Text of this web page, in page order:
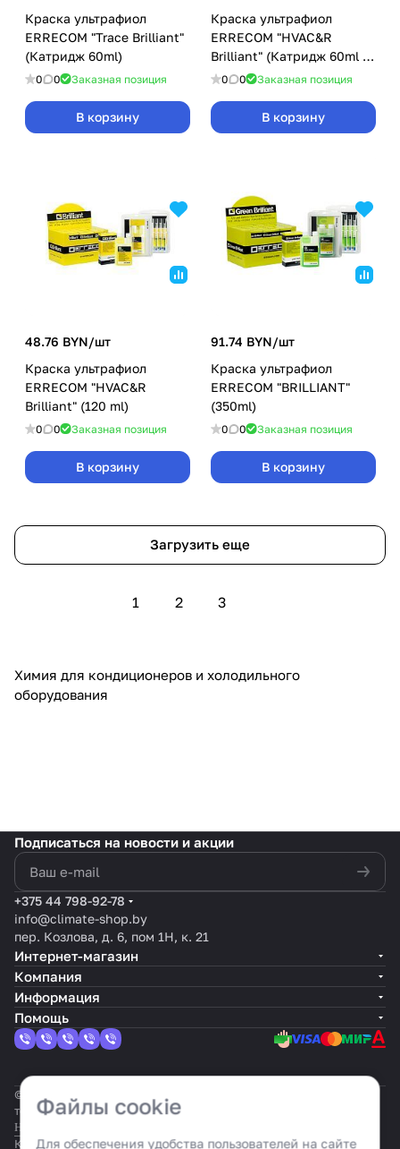
Краска ультрафиол
ERRECOM "Trace Brilliant"
(Катридж 60ml)
0 0 Заказная позиция
В корзину
Краска ультрафиол
ERRECOM "HVAC&R
Brilliant" (Катридж 60ml с
адапт SAE 1/4 и 5/16)
0 0 Заказная позиция
В корзину
48.76 BYN/шт
Краска ультрафиол
ERRECOM "HVAC&R
Brilliant" (120 ml)
0 0 Заказная позиция
В корзину
91.74 BYN/шт
Краска ультрафиол
ERRECOM "BRILLIANT"
(350ml)
0 0 Заказная позиция
В корзину
Загрузить еще
1 2 3
Химия для кондиционеров и холодильного
оборудования
Файлы cookie
Для обеспечения удобства пользователей на сайте
Подписаться на новости и акции
+375 44 798-92-78
info@climate-shop.by
пер. Козлова, д. 6, пом 1Н, к. 21
Интернет-магазин
Компания
Информация
Помощь
© 2026 Климат шоп: интернет-гипермаркет климатической
техники
Настройка cookie
Конфиденциальность